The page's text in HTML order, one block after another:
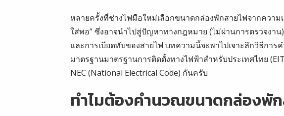
หลายครั้งที่ช่างไฟมือใหม่เลือกขนาดกล่องพักสายไฟจากความ
ใส่พอ” ซึ่งอาจนำไปสู่ปัญหาทางกฎหมาย (ไม่ผ่านการตรวจงา
และการเบียดทับของสายไฟ บทความนี้จะพาไปเจาะลึกวิธีกา
มาตรฐานมาตรฐานการติดตั้งทางไฟฟ้าสำหรับประเทศไทย
NEC (National Electrical Code) กันครับ
ทำไมต้องคำนวณขนาดกล่องพั